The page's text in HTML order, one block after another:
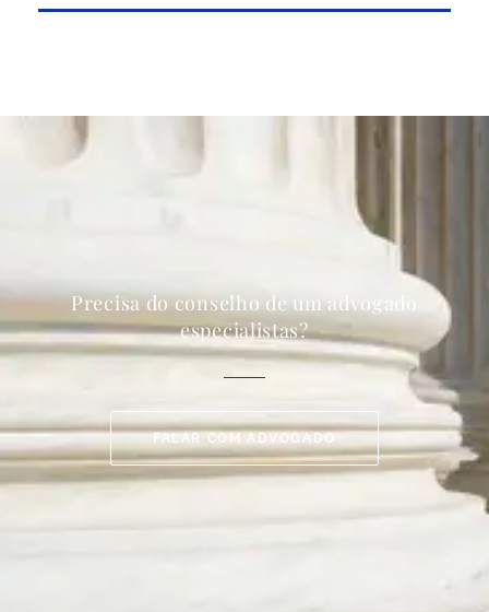
Precisa do conselho de um advogado
especialistas?
FALAR COM ADVOGADO